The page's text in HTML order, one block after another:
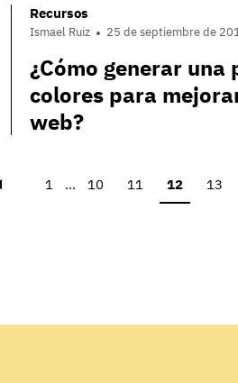
Recursos
Ismael Ruiz 25 de septiembre de
¿Cómo generar una
colores para
web?
Précédent
1 ... 10 11 12 13